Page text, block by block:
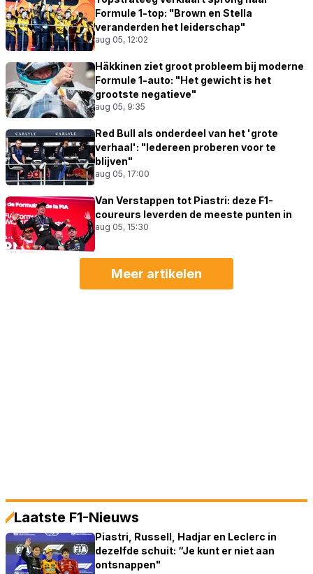
Formule 1-top: "Brown en Stella
veranderden het leiderschap"
aug 05, 12:02
Häkkinen ziet groot probleem bij moderne
Formule 1-auto: "Het gewicht is het
grootste negatieve"
aug 05, 9:35
Red Bull als onderdeel van het 'grote
verhaal': "Iedereen proberen voor te
blijven"
aug 05, 17:00
Van Verstappen tot Piastri: deze F1-
coureurs leverden de meeste punten in
aug 05, 15:30
Meer artikelen
Laatste F1-Nieuws
Piastri, Russell, Hadjar en Leclerc in
dezelfde schuit: “Je kunt er niet aan
ontsnappen"